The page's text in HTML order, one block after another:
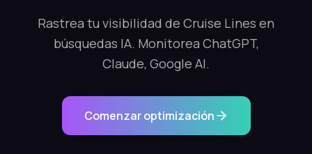
Rastrea tu visibilidad de Cruise Lines en
búsquedas IA. Monitorea ChatGPT,
Claude, Google AI.
Comenzar optimización